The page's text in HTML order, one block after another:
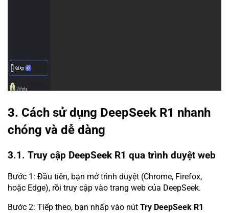
3. Cách sử dụng DeepSeek R1 nhanh
chóng và dễ dàng
3.1. Truy cập DeepSeek R1 qua trình duyệt web
Bước 1: Đầu tiên, bạn mở trình duyệt (Chrome, Firefox,
hoặc Edge), rồi truy cập vào trang web của DeepSeek.
Bước 2: Tiếp theo, bạn nhấp vào nút Try DeepSeek R1